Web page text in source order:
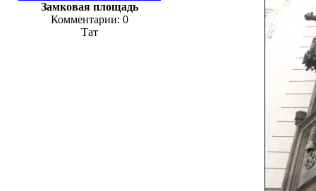
Замковая площадь
Комментарии: 0
Тат